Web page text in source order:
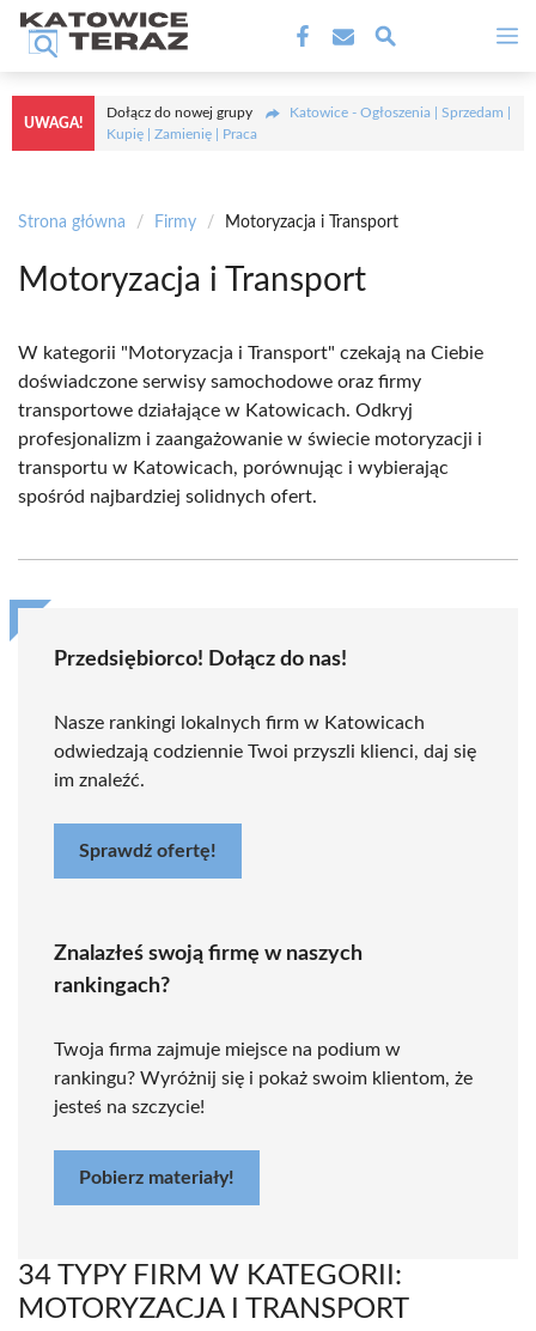
Przejdź
treści
UWAGA!
Dołącz do nowej grupy
Katowice - Ogłoszenia | Sprzedam |
Kupię | Zamienię | Praca
Strona główna / Firmy / Motoryzacja i Transport
Motoryzacja i Transport
W kategorii "Motoryzacja i Transport" czekają na Ciebie
doświadczone serwisy samochodowe oraz firmy
transportowe działające w Katowicach. Odkryj
profesjonalizm i zaangażowanie w świecie motoryzacji i
transportu w Katowicach, porównując i wybierając
spośród najbardziej solidnych ofert.
Przedsiębiorco! Dołącz do nas!
Nasze rankingi lokalnych firm w Katowicach
odwiedzają codziennie Twoi przyszli klienci, daj się
im znaleźć.
Sprawdź ofertę!
Znalazłeś swoją firmę w naszych
rankingach?
Twoja firma zajmuje miejsce na podium w
rankingu? Wyróżnij się i pokaż swoim klientom, że
jesteś na szczycie!
Pobierz materiały!
34 TYPY FIRM W KATEGORII:
MOTORYZACJA I TRANSPORT